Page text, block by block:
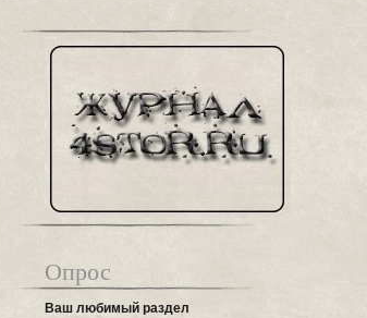
Опрос
Ваш любимый раздел